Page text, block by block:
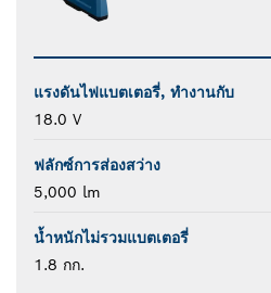
แรงดันไฟแบตเตอรี่, ทำงานกับ
18.0 V
ฟลักซ์การส่องสว่าง
5,000 lm
น้ำหนักไม่รวมแบตเตอรี่
1.8 กก.